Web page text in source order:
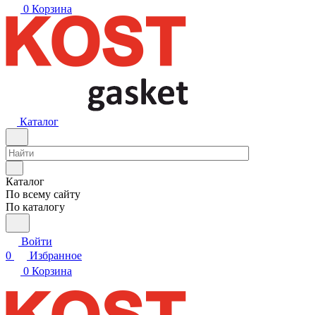
0 Корзина
Каталог
Каталог
По всему сайту
По каталогу
Войти
0
Избранное
0 Корзина